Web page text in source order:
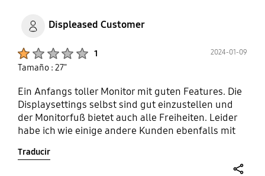
Displeased Customer
1 2024-01-09
Tamaño : 27"
Ein Anfangs toller Monitor mit guten Features. Die
Displaysettings selbst sind gut einzustellen und
der Monitorfuß bietet auch alle Freiheiten. Leider
habe ich wie einige andere Kunden ebenfalls mit
dem Standby kommt. Dann muss ich mehrere
Traducir